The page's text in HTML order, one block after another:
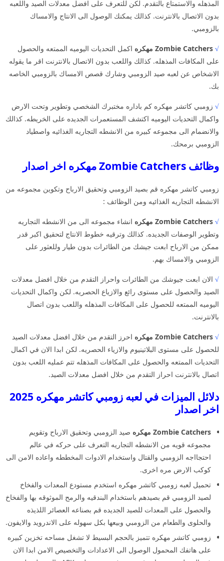
المذهله والاستمتاع بالتقدم. لكن للتعرف على افضل معدلات الصيد واللعبه
بدون الاتصال بالانترنت. كذالك يمكنك الوصول الى الانتاج والامساك
بالزومبي.
√ Zombie Catchers مهكره
اكمل التحديات اليوميه الممتعه والحصول
على المكافات المذهله. كذالك واللعب بدون الاتصال بالانترنت اقر ما يقوله
الاشخاص عن لعبه صيد الزومبي وشارك قصص الامساك بالزومبي الخاصه
بك.
√ زومبي كاتشر مهكره كم باداره مختبرك الشخصي وتطوير وتحت الارض
واكمال التحديات اليوميه اكتشف المستعمرات الجديده على الخريطه. كذالك
والانضمام الى مجموعه كبيره من الانشطه التجاريه الغذائيه واصطياد
الزومبي برمحك.
وظائف Zombie Catchers مهكره اخر اصدار
زومبي كاتشر مهكره قم بصيد الزومبي وتحقيق الارباح وتكوين مجموعه من
الانشطه التجاريه الغذائيه ومن الوظائف :
√ Zombie Catchers مهكره
انشاء مجموعه الى من الانشطه التجاريه
وتطوير الوصفات الجديده. كذالك وترقيه خطوط الانتاج لتحقيق اكبر قدر
ممكن من الارباح ابعت جيشك من الطائرات بدون طيار وللعثور على
الزومبي والامساك بهم.
√ الان ابعت جيوشك من الطائرات واحراز التقدم من خلال افضل معدلات
الصيد والحصول على مستوى رائع والازياع الحصريه. لكن واكمال التحديات
اليوميه الممتعه للحصول على المكافات المذهله واللعب بدون اتصال
بالانترنت.
√ Zombie Catchers مهكره
احرز التقدم من خلال افضل معدلات الصيد
للحصول على مستوى البلاتينيوم والازياء الحصريه. لكن ابدا الان في اكمال
التحديات الممتعه والحصول على المكافات المذهله تتم عمليه اللعب بدون
اتصال بالانترنت احراز التقدم من خلال افضل معدلات الصيد.
دلائل الميزات في لعبه زومبي كاتشر مهكره 2025
اخر اصدار
Zombie Catchers مهكره
صيد الزومبي وتحقيق الارباح وتقويم
مجموعه قويه من الانشطه التجاريه التعرف على حركه في عالم
احتجااجه الزومبي والقتال واستخدام الادوات المخططه واعاده الامن الى
كوكب الارض مره اخرى.
تحميل لعبه زومبي كاتشر مهكره استخدم مستودع المعدات والفخاخ
لصيد الزومبي قم بصيدهم باستخدام البندقيه والرمح الموثوقه بها والفخاخ
والحصول على المعدات للصيد الجديده قم بصناعه العصائر اللذيذه
والحلوى والطعام من الزومبي وبيعها بكل سهوله على الاندرويد والايفون.
زومبي كاتشر مهكره تتميز بالحجم البسيط لا تشغل مساحه تخزين كبيره
على هاتفك المحمول الوصول الى الاعدادات والتخصيص الامن ابدا الان